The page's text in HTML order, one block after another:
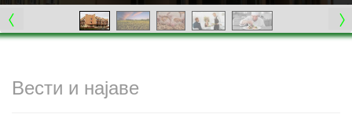
Вести и најаве